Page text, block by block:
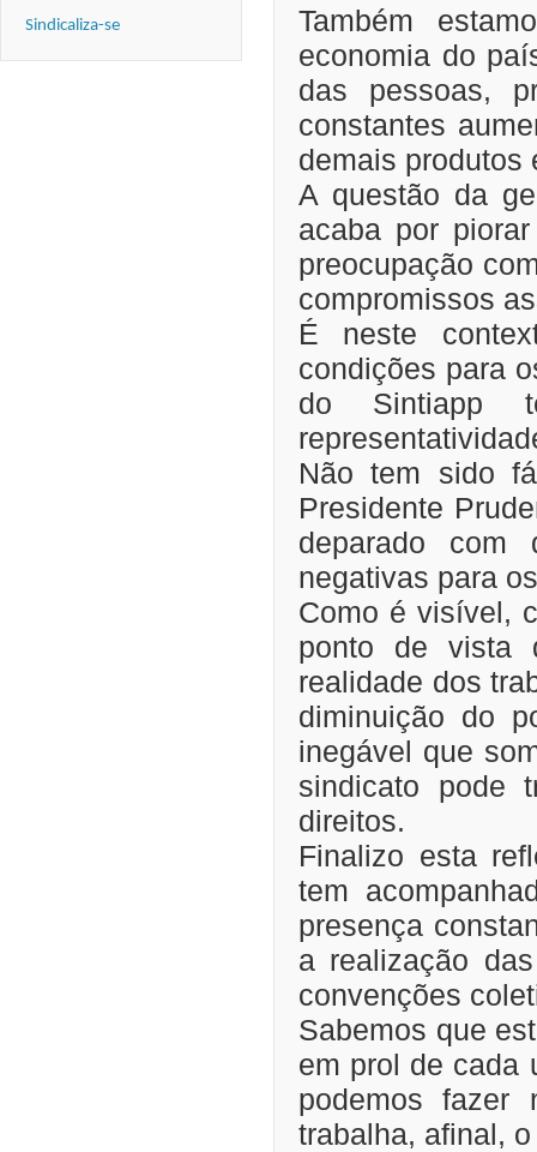
Sindicaliza-se
Também
economia do
das pessoas,
constantes
demais produtos
A questão da
acaba por
preocupação
compromissos
É neste
condições para
do Sintiapp
Não tem sido
Presidente
deparado com
negativas para
Como é visível,
ponto de vista
realidade dos
diminuição do
inegável que
sindicato pode
direitos.
Finalizo esta
tem
presença
a realização
convenções
Sabemos que
em prol de cada
podemos
trabalha, afinal,